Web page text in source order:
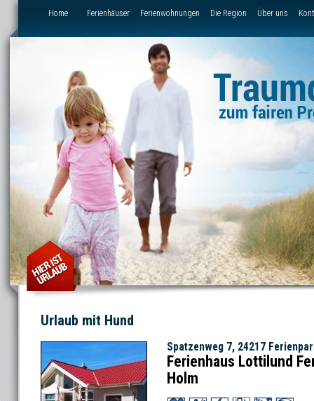
Direkt zum Inhalt
Home Ferienhäuser Ferienwohnungen Die Region Über uns
Urlaub mit Hund
Spatzenweg 7, 24217
Ferienhaus Lottilund
Holm